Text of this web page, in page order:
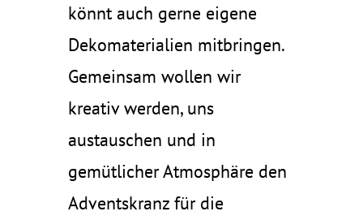
könnt auch gerne eigene
Dekomaterialien mitbringen.
Gemeinsam wollen wir
kreativ werden, uns
austauschen und in
gemütlicher Atmosphäre den
Adventskranz für die